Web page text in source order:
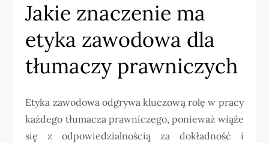
Jakie znaczenie ma
etyka zawodowa dla
tłumaczy prawniczych
Etyka zawodowa odgrywa kluczową rolę w pracy
każdego tłumacza prawniczego, ponieważ wiąże
się z odpowiedzialnością za dokładność i